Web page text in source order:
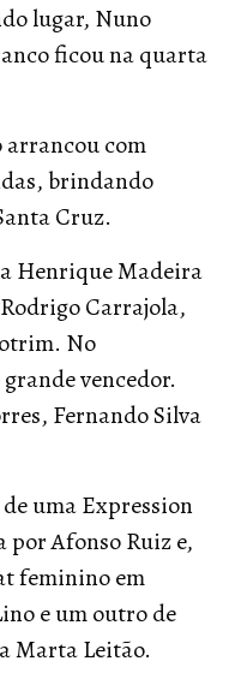
lugar, Nuno
ficou na quarta
arrancou com
brindando
Cruz.
Henrique Madeira
Carrajola,
No
vencedor.
Fernando Silva
uma Expression
por Afonso Ruiz e,
feminino em
e um outro de
Marta Leitão.